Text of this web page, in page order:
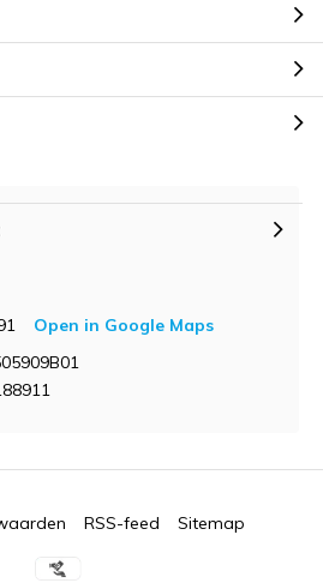
Open in Google Maps
RSS-feed Sitemap